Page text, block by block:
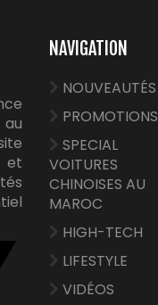
et
NAVIGATION
NOUVEAUTÉS
PROMOTIONS
SPECIAL
VOITURES
CHINOISES AU
MAROC
HIGH-TECH
LIFESTYLE
VIDÉOS